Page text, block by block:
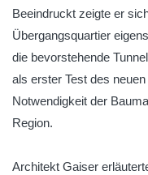
Beeindruckt zeigte er
Übergangsquartier
die bevorstehende
als erster Test des
Notwendigkeit der
Region.
Architekt Gaiser